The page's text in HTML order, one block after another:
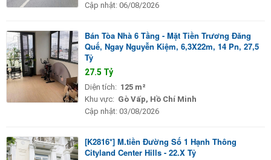
Cập nhật: 06/08/2026
Bán Tòa Nhà 6 Tầng - Mặt Tiền Trương Đăng
Quế, Ngay Nguyễn Kiệm, 6,3X22m, 14 Pn, 27,5
Tỷ
27.5 Tỷ
Diện tích: 125 m²
Khu vực: Gò Vấp, Hồ Chí Minh
Cập nhật: 03/08/2026
[K2816*] M.tiền Đường Số 1 Hạnh Thông
Cityland Center Hills - 22.X Tỷ